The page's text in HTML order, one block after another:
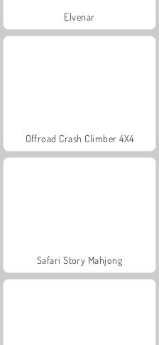
Elvenar
Offroad Crash Climber 4X4
Safari Story Mahjong